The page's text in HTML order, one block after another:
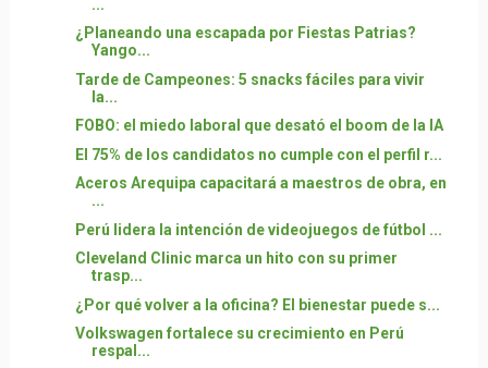
...
¿Planeando una escapada por Fiestas Patrias?
Yango...
Tarde de Campeones: 5 snacks fáciles para vivir
la...
FOBO: el miedo laboral que desató el boom de la IA
El 75% de los candidatos no cumple con el perfil r...
Aceros Arequipa capacitará a maestros de obra, en
...
Perú lidera la intención de videojuegos de fútbol ...
Cleveland Clinic marca un hito con su primer
trasp...
¿Por qué volver a la oficina? El bienestar puede s...
Volkswagen fortalece su crecimiento en Perú
respal...